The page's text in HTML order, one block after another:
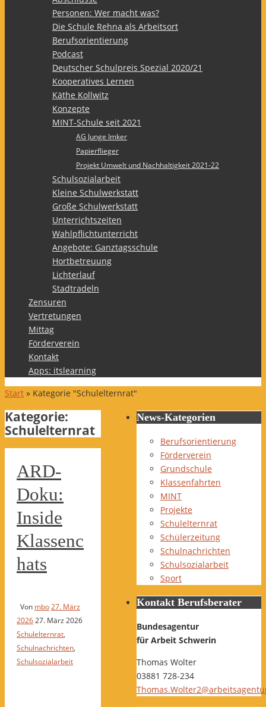
Personen: Wer macht was?
Die Schule Rehna als Arbeitsort
Berufsorientierung
Podcast
Deutscher Schulpreis Spezial 2020/21
Kooperatives Lernen
Käthe Kollwitz
Konzepte
MINT-Schule seit 2021
AG Junge Imker
Papierflieger
Projekt Umwelt und Nachhaltigkeit 2021-22
Schulsozialarbeit
Kleine Schulwerkstatt
Große Schulwerkstatt
Unterrichtszeiten
Wahlpflichtunterricht
Angebote: Ganztagsschule
Hortbetreuung
Lichterlauf
Stadtradeln
Zensuren
Vertretungen
Mittag
Förderverein
Kontakt
Apps: itslearning
Start » Kategorie "Schulelternrat"
Kategorie:
Schulelternrat
ARD-
Doku:
Inside
Klassenc
hats
Von mbo 27. März
2026 27. März 2026
Schulelternrat
Schulnachrichten
Schulsozialarbeit
News-Kategorien
Berufsorientierung
Förderverein
Grundschule
Klassenfahrten
MINT
Projekte
Schulelternrat
Schülerzeitung
Schulnachrichten
Schulsozialarbeit
Sport
Kontakt Berufsberater
Bundesagentur
für Arbeit Schwerin
Thomas Wolter
03881 728-234